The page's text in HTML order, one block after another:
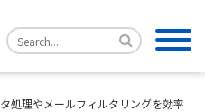
処理やメールフィルタリングを効率